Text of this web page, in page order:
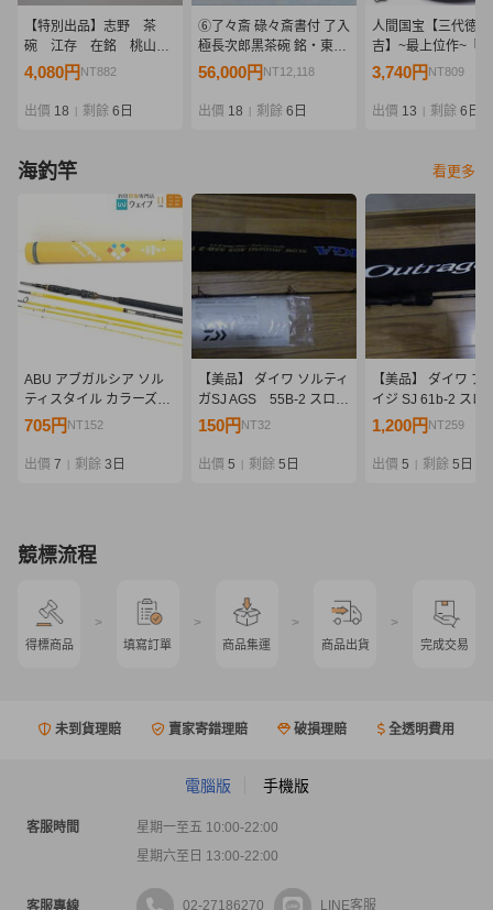
【特別出品】志野 茶
碗 江存 在銘 桃山時
代
4,080円 NT882
出價 18 剩餘 6日
⑥了々斎 碌々斎書付 了入
極長次郎黒茶碗 銘・東陽
坊(二重箱)
56,000円 NT12,118
出價 18 剩餘 6日
人間国宝【三代徳
吉】~最上位作~『
壷』共箱 a862
3,740円 NT809
出價 13 剩餘 6日
海釣竿 看更多
ABU アブガルシア ソル
ティスタイル カラーズ
STCS 905MT AY
705円 NT152
出價 7 剩餘 3日
【美品】 ダイワ ソルティ
ガSJ AGS 55B-2 スロー
ジギング ジギングロッド
150円 NT32
出價 5 剩餘 5日
【美品】 ダイワ ア
イジ SJ 61b-2 スロ
ギング ジギングロ
1,200円 NT259
出價 5 剩餘 5日
競標流程
得標商品
>
填寫訂單
>
商品集運
>
商品出貨
>
完成交易
未到貨理賠 賣家寄錯理賠 破損理賠 全透明費用
電腦版 手機版
客服時間
星期一至五 10:00-22:00
星期六至日 13:00-22:00
客服專線 02-27186270 LINE客服